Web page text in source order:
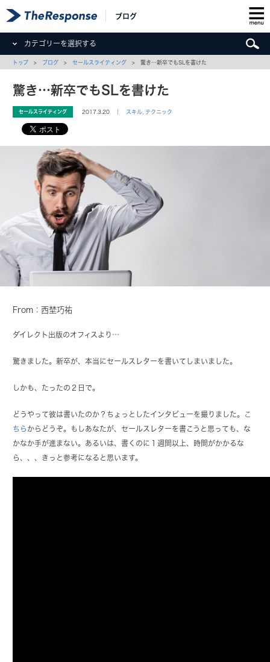
ブログ
カテゴリーを選択する
トップ > ブログ >セールスライティング > 驚き…新卒でもSLを書けた
驚き…新卒でもSLを書けた
セールスライティング 2017.3.20 ｜ スキル ,テクニック
From：西埜巧祐
ダイレクト出版のオフィスより…
驚きました。新卒が、本当にセールスレターを書いてしまいました。
しかも、たったの２日で。
どうやって彼は書いたのか？ちょっとしたインタビューを撮りました。
こ
ちら からどうぞ。もしあなたが、セールスレターを書こうと思っても、な
かなか手が進まない。あるいは、書くのに１週間以上、時間がかかるな
ら、、、きっと参考になると思います。